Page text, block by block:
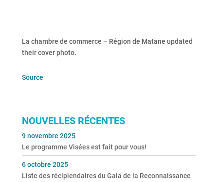
La chambre de commerce – Région de Matane updated
their cover photo.
Source
NOUVELLES RÉCENTES
Le programme Visées est fait pour vous!
9 novembre 2025
Liste des récipiendaires du Gala de la Reconnaissance
6 octobre 2025